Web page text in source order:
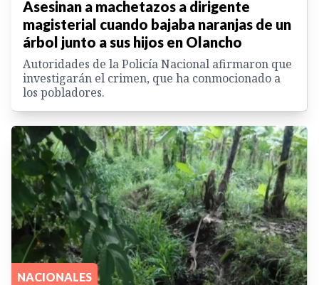
Asesinan a machetazos a dirigente
magisterial cuando bajaba naranjas de un
árbol junto a sus hijos en Olancho
Autoridades de la Policía Nacional afirmaron que
investigarán el crimen, que ha conmocionado a
los pobladores.
NACIONALES